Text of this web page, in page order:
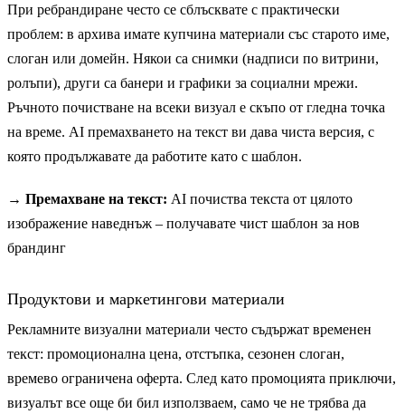
При ребрандиране често се сблъсквате с практически
проблем: в архива имате купчина материали със старото име,
слоган или домейн. Някои са снимки (надписи по витрини,
ролъпи), други са банери и графики за социални мрежи.
Ръчното почистване на всеки визуал е скъпо от гледна точка
на време. AI премахването на текст ви дава чиста версия, с
която продължавате да работите като с шаблон.
→ Премахване на текст: AI почиства текста от цялото
изображение наведнъж – получавате чист шаблон за нов
брандинг
Продуктови и маркетингови материали
Рекламните визуални материали често съдържат временен
текст: промоционална цена, отстъпка, сезонен слоган,
времево ограничена оферта. След като промоцията приключи,
визуалът все още би бил използваем, само че не трябва да